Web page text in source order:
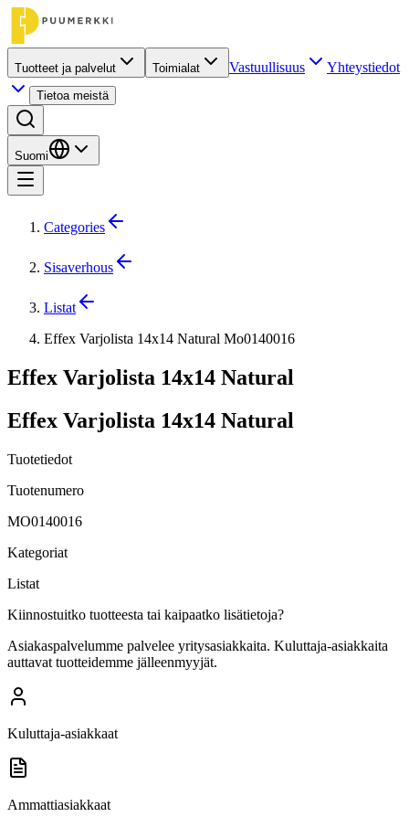
Tuotteet ja palvelut Toimialat Vastuullisuus Yhteystiedot
Tietoa meistä
Suomi
Categories
Sisaverhous
Listat
Effex Varjolista 14x14 Natural Mo0140016
Effex Varjolista 14x14 Natural
Effex Varjolista 14x14 Natural
Tuotetiedot
Tuotenumero
MO0140016
Kategoriat
Listat
Kiinnostuitko tuotteesta tai kaipaatko lisätietoja?
Asiakaspalvelumme palvelee yritysasiakkaita. Kuluttaja-asiakkaita
auttavat tuotteidemme jälleenmyyjät.
Kuluttaja-asiakkaat
Ammattiasiakkaat